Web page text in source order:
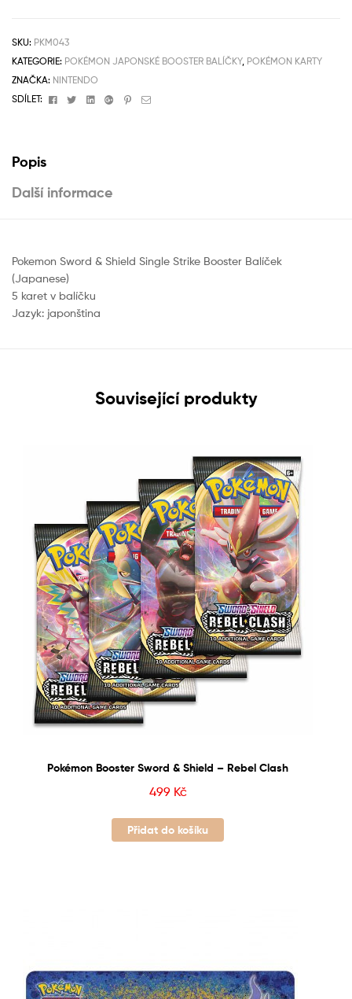
SKU: PKM043
KATEGORIE: POKÉMON JAPONSKÉ BOOSTER BALÍČKY, POKÉMON KARTY
ZNAČKA: NINTENDO
SDÍLET:
FacebookTwitterLinkedinGoogle+Pinterest
Email
Popis
Další informace
Pokemon Sword & Shield Single Strike Booster Balíček
(Japanese)
5 karet v balíčku
Jazyk: japonština
Související produkty
Pokémon Booster Sword & Shield – Rebel Clash
499 Kč
Přidat do košíku